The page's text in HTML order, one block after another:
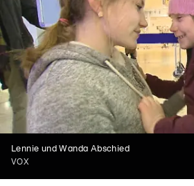
Lennie und Wanda Abschied
VOX